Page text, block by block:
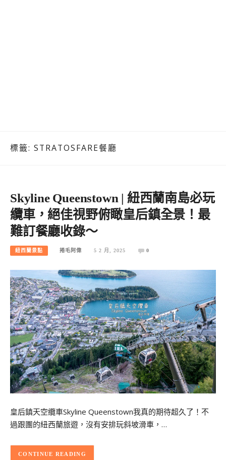
標籤: STRATOSFARE餐廳
Skyline Queenstown | 紐西蘭南島必玩
纜車，絕佳視野俯瞰皇后鎮全景！最
難訂餐廳收錄～
紐西蘭景點 捲毛阿偉 5 2 月, 2025 0
皇后鎮天空纜車Skyline Queenstown我真的期待超久了！不
過跟團的紐西蘭旅遊，沒有安排玩斜坡滑車，…
CONTINUE READING